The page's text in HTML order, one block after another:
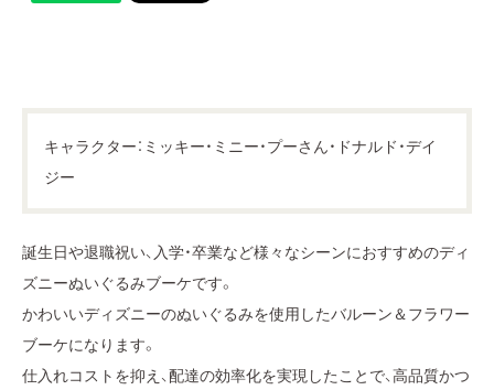
キャラクター：ミッキー・ミニー・プーさん・ドナルド・デイ
ジー
誕生日や退職祝い、入学・卒業など様々なシーンにおすすめのディ
ズニーぬいぐるみブーケです。
かわいいディズニーのぬいぐるみを使用したバルーン＆フラワー
ブーケになります。
仕入れコストを抑え、配達の効率化を実現したことで、高品質かつ